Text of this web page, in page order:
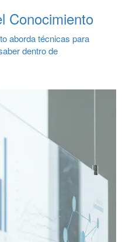
Conocimiento
aborda técnicas para
dentro de